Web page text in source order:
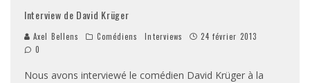
Interview de David Krüger
Axel Bellens Comédiens Interviews
24 février 2013
0
Nous avons interviewé le comédien David Krüger à la